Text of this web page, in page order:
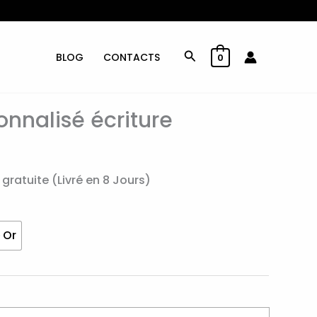
BLOG CONTACTS Rechercher
0
écriture
gratuite (Livré en 8 Jours)
Or